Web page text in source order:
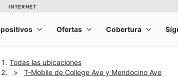
Todas las ubicaciones
T-Mobile de College Ave y Mendocino Ave